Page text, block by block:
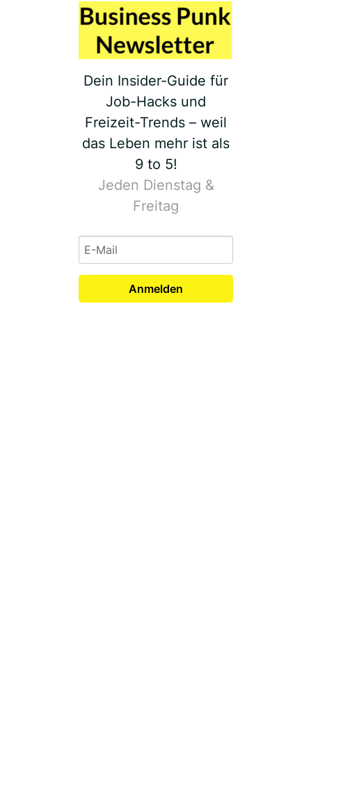
Dein Insider-Guide für
Job-Hacks und
Freizeit-Trends – weil
das Leben mehr ist als
9 to 5!
Jeden Dienstag &
Freitag
Anmelden